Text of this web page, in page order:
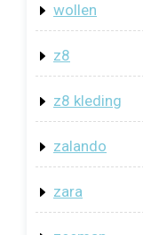
wollen
z8
z8 kleding
zalando
zara